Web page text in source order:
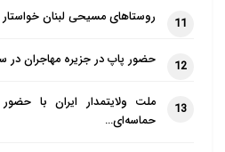
باشیم، به هیچ وجه این اتحادی
یک آرزوی محقق‌نشدنی تلقی
در طول تاریخ اسلام،
قدرتمند دور هم جمع نشده
11 روستاهای مسیحی لبنان خواستار
12 حضور پاپ در جزیره مهاجران در
13
ملت ولایتمدار ایران با
حماسه‌ای…